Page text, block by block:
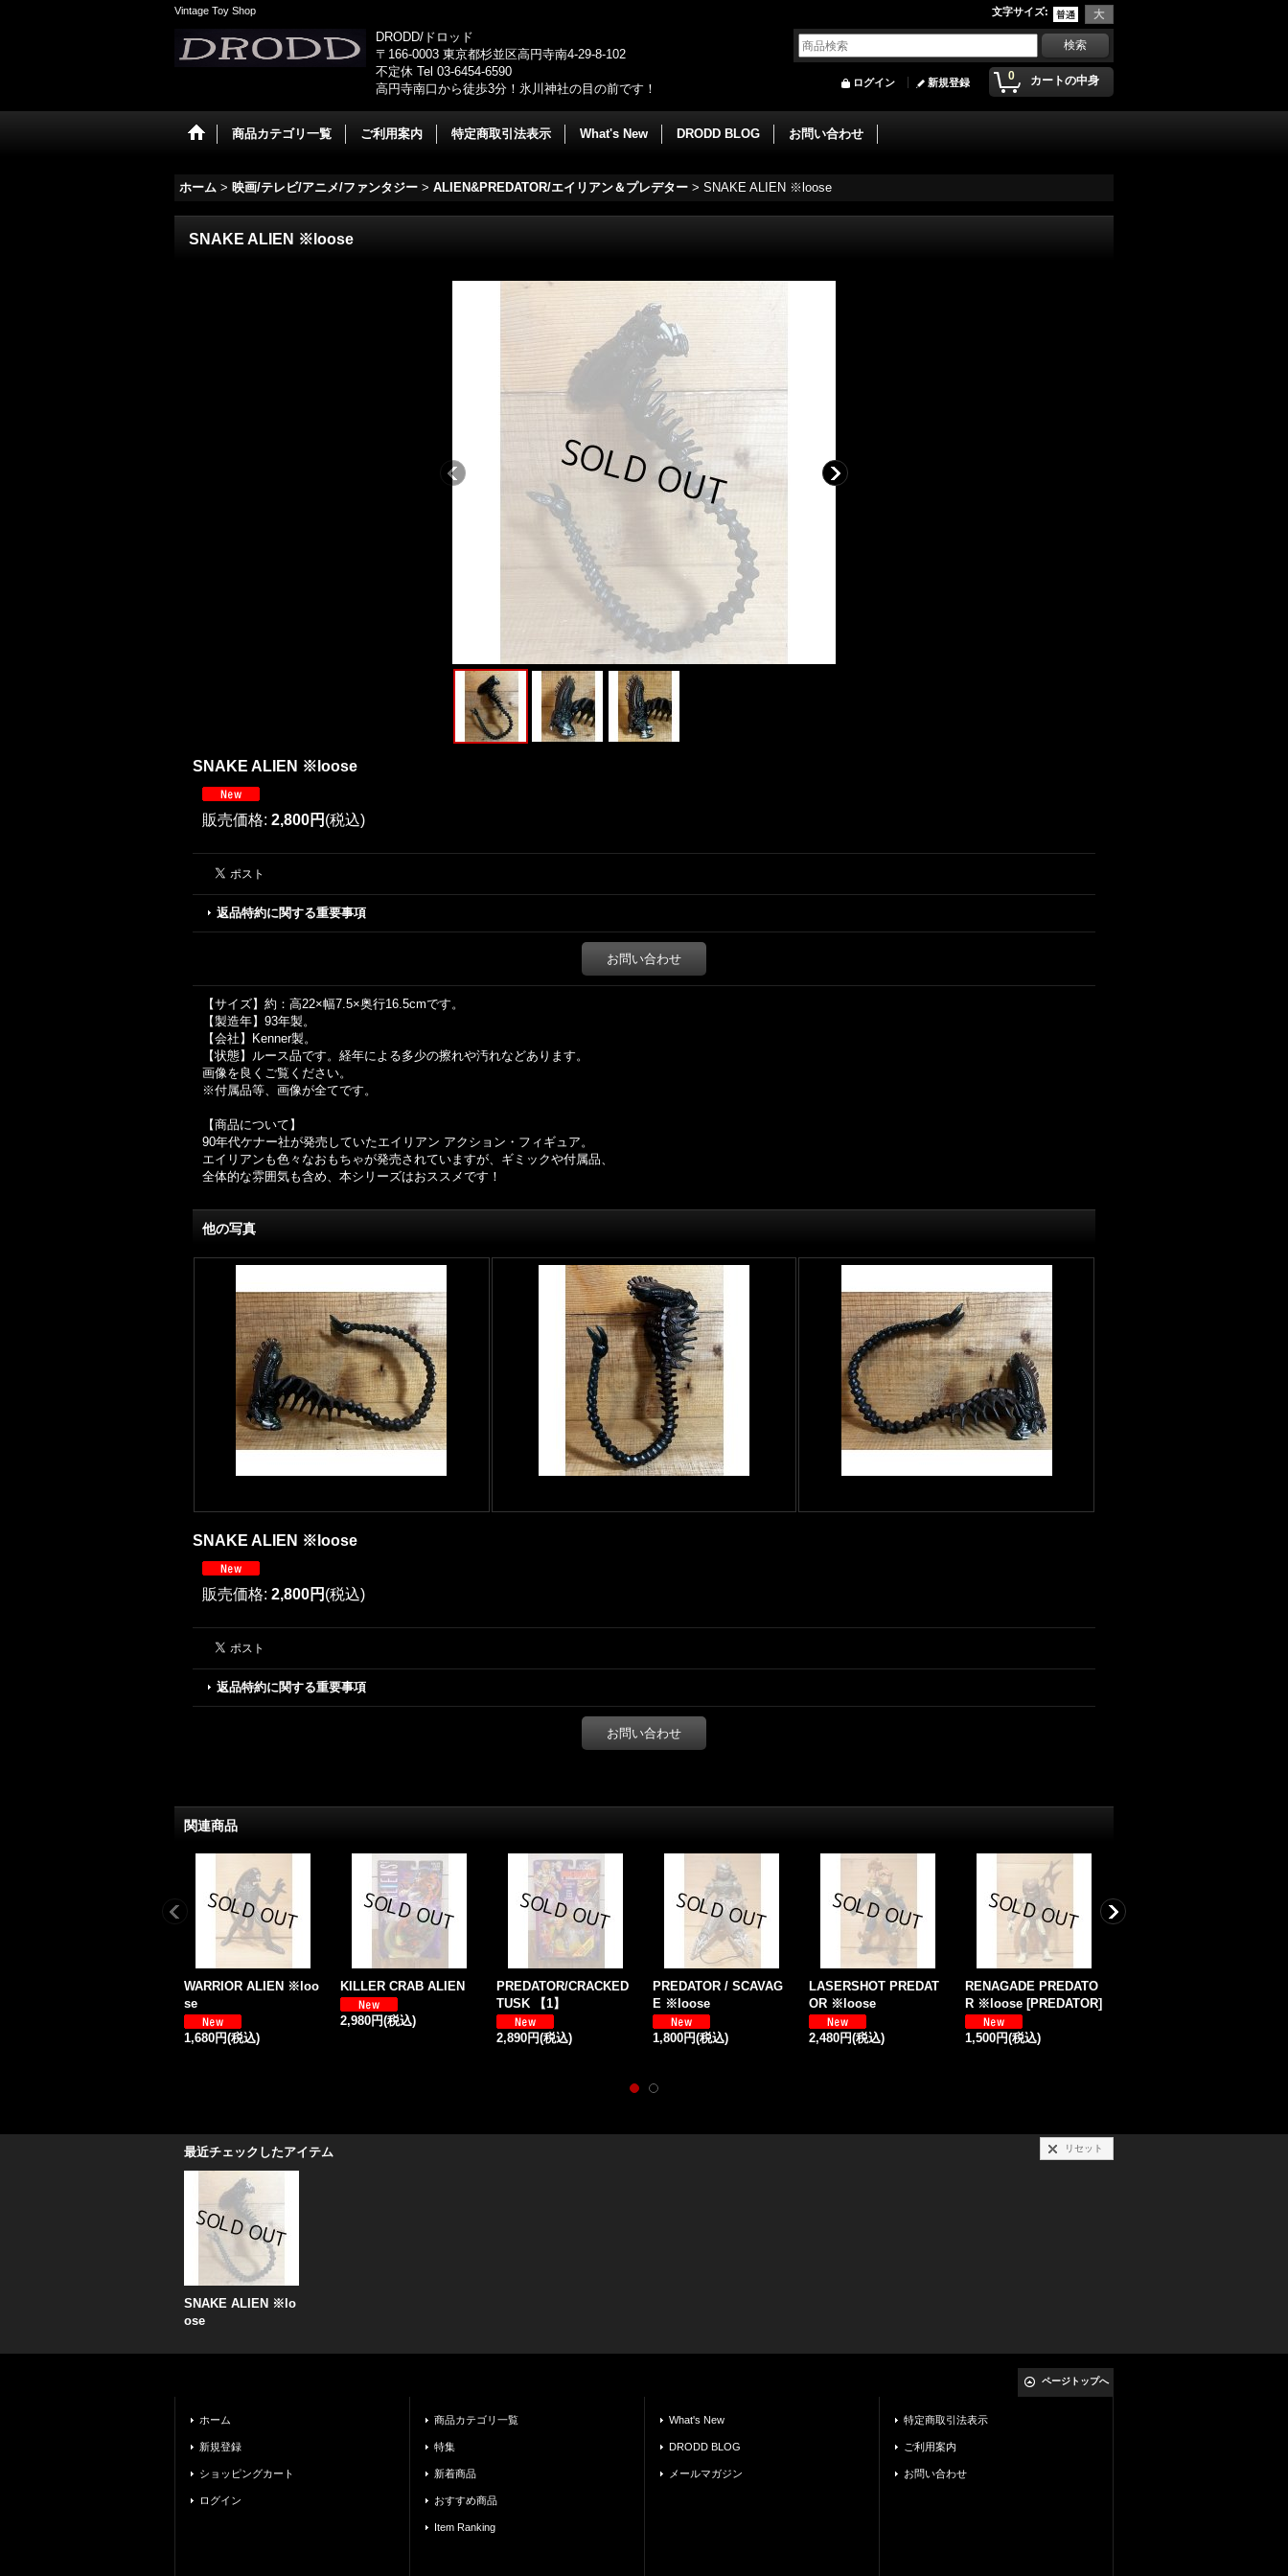
Vintage Toy Shop 文字サイズ:
DRODD/ドロッド
〒166-0003 東京都杉並区高円寺南4-29-8-102
不定休 Tel 03-6454-6590
高円寺南口から徒歩3分！氷川神社の目の前です！
0 カートの中身
ログイン 新規登録
商品カテゴリ一覧 ご利用案内 特定商取引法表示 What's New DRODD BLOG お問い合わせ
ホーム > 映画/テレビ/アニメ/ファンタジー > ALIEN&PREDATOR/エイリアン＆プレデター > SNAKE ALIEN ※loose
SNAKE ALIEN ※loose
SNAKE ALIEN ※loose
販売価格: 2,800円 (税込)
返品特約に関する重要事項
お問い合わせ
【サイズ】約：高22×幅7.5×奥行16.5cmです。
【製造年】93年製。
【会社】Kenner製。
【状態】ルース品です。経年による多少の擦れや汚れなどあります。
画像を良くご覧ください。
※付属品等、画像が全てです。
【商品について】
90年代ケナー社が発売していたエイリアン アクション・フィギュア。
エイリアンも色々なおもちゃが発売されていますが、ギミックや付属品、
全体的な雰囲気も含め、本シリーズはおススメです！
他の写真
SNAKE ALIEN ※loose
販売価格: 2,800円 (税込)
返品特約に関する重要事項
お問い合わせ
関連商品
WARRIOR ALIEN ※loo
se
1,680円(税込)
KILLER CRAB ALIEN
2,980円(税込)
PREDATOR/CRACKED
TUSK 【1】
2,890円(税込)
PREDATOR / SCAVAG
E ※loose
1,800円(税込)
LASERSHOT PREDAT
OR ※loose
2,480円(税込)
RENAGADE PREDATO
R ※loose [PREDATOR]
1,500円(税込)
最近チェックしたアイテム リセット
SNAKE ALIEN ※lo
ose
ページトップへ
ホーム
新規登録
ショッピングカート
ログイン
商品カテゴリ一覧
特集
新着商品
おすすめ商品
Item Ranking
What's New
DRODD BLOG
メールマガジン
特定商取引法表示
ご利用案内
お問い合わせ